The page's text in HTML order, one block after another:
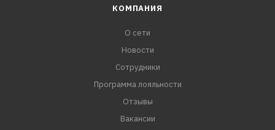
КОМПАНИЯ
О сети
Новости
Сотрудники
Программа лояльности
Отзывы
Вакансии